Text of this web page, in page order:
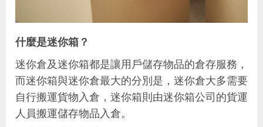
什麼是迷你箱？
迷你倉及迷你箱都是讓用戶儲存物品的倉存服務，
而迷你箱與迷你倉最大的分別是，迷你倉大多需要
自行搬運貨物入倉，迷你箱則由迷你箱公司的貨運
人員搬運儲存物品入倉。